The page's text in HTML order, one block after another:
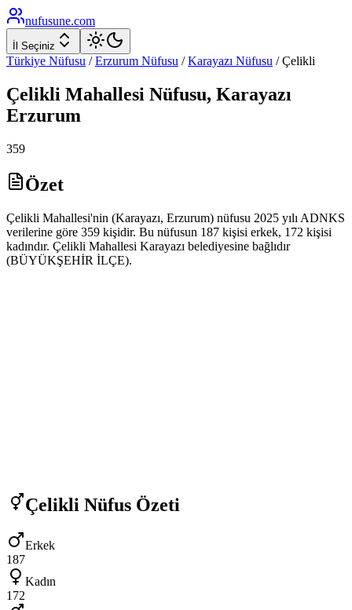
nufusune.com
İl Seçiniz
Türkiye Nüfusu / Erzurum Nüfusu / Karayazı Nüfusu /Çelikli
Çelikli Mahallesi Nüfusu, Karayazı
Erzurum
359
Özet
Çelikli Mahallesi'nin (Karayazı, Erzurum) nüfusu 2025 yılı ADNKS
verilerine göre 359 kişidir. Bu nüfusun 187 kişisi erkek, 172 kişisi
kadındır. Çelikli Mahallesi Karayazı belediyesine bağlıdır
(BÜYÜKŞEHİR İLÇE).
Çelikli Nüfus Özeti
Erkek
187
Kadın
172